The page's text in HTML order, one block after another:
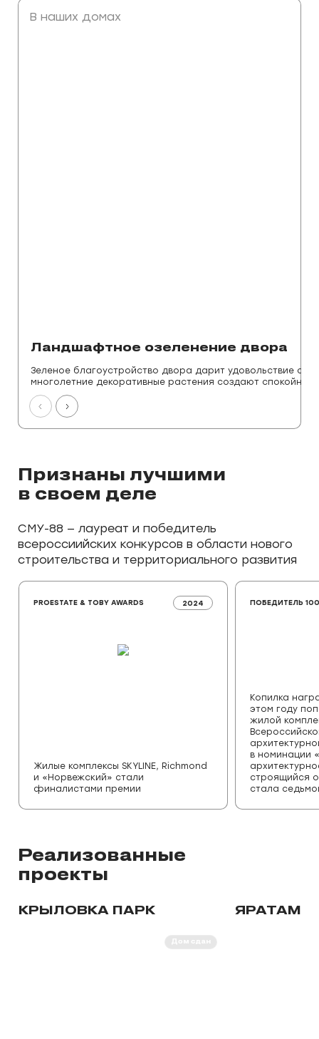
В наших домах
Ландшафтное озеленение двора
Зеленое благоустройство двора дарит удовольствие
многолетние декоративные растения создают
Признаны лучшими
в своем деле
СМУ-88 — лауреат и победитель
всероссиийских конкурсов в области нового
строительства и территориального развития
PROESTATE & TOBY AWARDS 2024
Жилые комплексы SKYLINE, Richmond
и «Норвежский» стали
финалистами премии
ПОБЕДИТЕЛЬ
Копилка
этом году
жилой
в номинации
строящийся
стала
Реализованные
проекты
КРЫЛОВКА ПАРК
Дом сдан
ЯРАТАМ